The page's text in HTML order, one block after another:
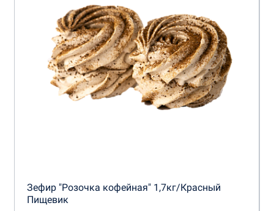
Зефир "Розочка кофейная" 1,7кг/Красный
Пищевик